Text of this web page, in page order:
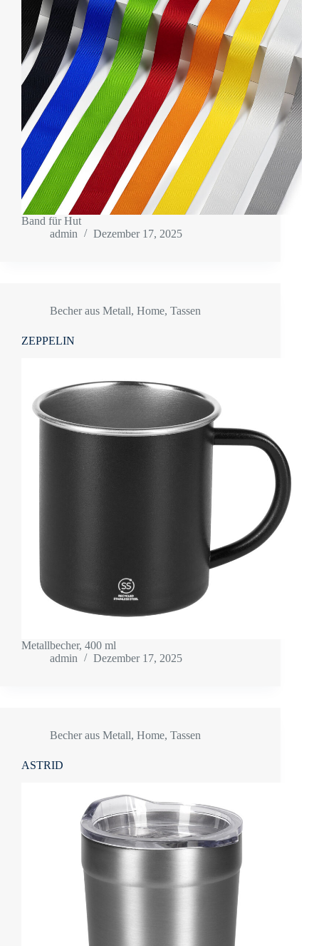
Band für Hut
admin
Dezember 17, 2025
Becher aus Metall, Home, Tassen
ZEPPELIN
Metallbecher, 400 ml
admin
Dezember 17, 2025
Becher aus Metall, Home, Tassen
ASTRID